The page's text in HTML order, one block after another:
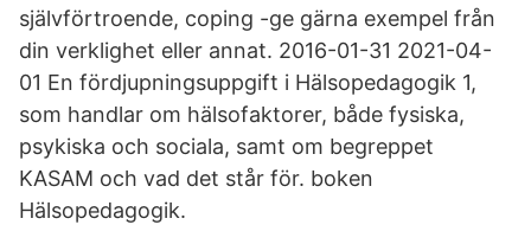
självförtroende, coping -ge gärna exempel från
din verklighet eller annat. 2016-01-31 2021-04-
01 En fördjupningsuppgift i Hälsopedagogik 1,
som handlar om hälsofaktorer, både fysiska,
psykiska och sociala, samt om begreppet
KASAM och vad det står för. boken
Hälsopedagogik.